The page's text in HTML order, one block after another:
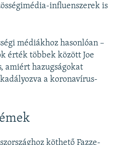
influenszerek is
médiákhoz hasonlóan –
érték többek között Joe
amiért hazugságokat
a koronavírus-
köthető Fazze-